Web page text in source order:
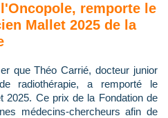
remporte le
Mallet 2025 de la
que Théo Carrié, docteur junior
radiothérapie, a remporté le
2025. Ce prix de la Fondation de
médecins-chercheurs afin de